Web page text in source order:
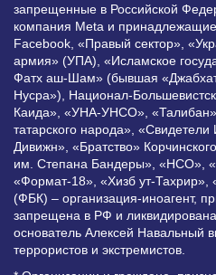
запрещенные в Российской
компания Meta и
Facebook, «Правый сектор»,
армия» (УПА), «Исламское
Фатх аш-Шам» (бывшая
Нусра»), Национал-
Каида», «УНА-УНСО»,
татарского народа»,
Дивижн», «Братство»
им. Степана Бандеры», «НСО»,
«Формат-18», «Хизб ут-Тахрир»,
(ФБК) – организация-иноагент,
запрещена в РФ и
основатель Алексей Навальный
террористов и экстремистов.